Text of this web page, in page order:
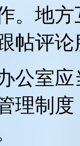
。地
帖评
公室
理制